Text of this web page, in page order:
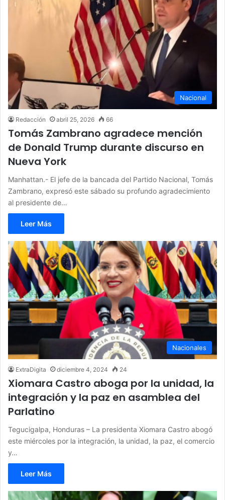
Nacional
Redacción abril 25, 2026 66
Tomás Zambrano agradece mención
de Donald Trump durante discurso en
Nueva York
Manhattan.- El jefe de la bancada del Partido Nacional, Tomás
Zambrano, expresó este sábado su profundo agradecimiento
al presidente de…
Leer Más
Nacionales
ExtraDigita diciembre 4, 2024 24
Xiomara Castro aboga por la unidad, la
integración y la paz en asamblea del
Parlatino
Tegucigalpa, Honduras – La presidenta Xiomara Castro abogó
este miércoles por la integración, la unidad, la paz, el comercio
y…
Leer Más